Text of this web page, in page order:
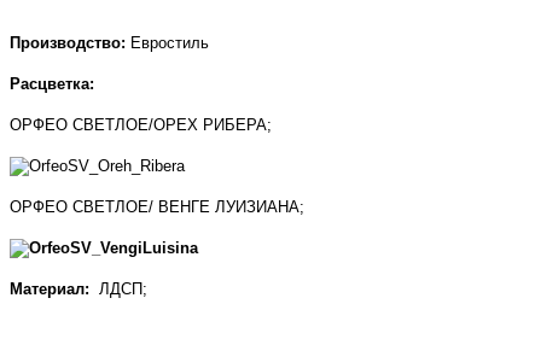
Производство: Евростиль
Расцветка:
ОРФЕО СВЕТЛОЕ/ОРЕХ РИБЕРА;
ОРФЕО СВЕТЛОЕ/ ВЕНГЕ ЛУИЗИАНА;
Материал: ЛДСП;